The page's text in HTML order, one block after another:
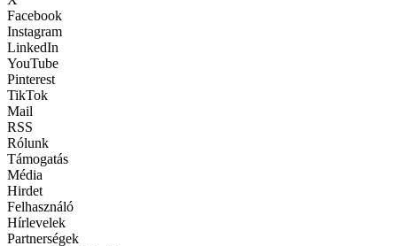
Facebook
Instagram
LinkedIn
YouTube
Pinterest
TikTok
Mail
RSS
Rólunk
Támogatás
Média
Hirdet
Felhasználó
Hírlevelek
Partnerségek